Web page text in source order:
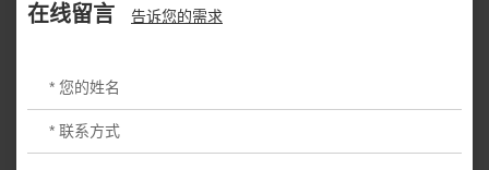
在线留言 告诉您的需求